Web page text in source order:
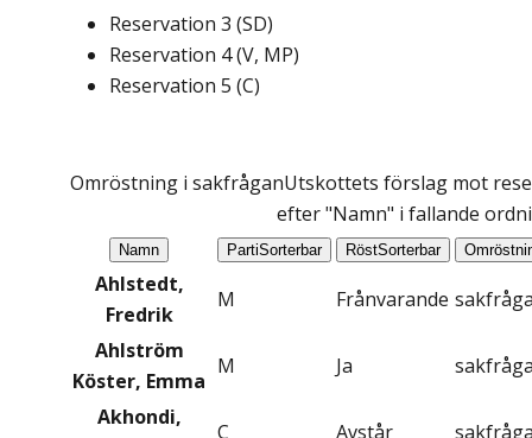
Reservation 3 (SD)
Reservation 4(V, MP)
Reservation 5 (C)
Omröstning i sakfråganUtskottets förslag mot
efter "Namn" i fallande
Namn PartiSorterbar RöstSorterbar
Ahlstedt,
Fredrik
M Frånvarande
Ahlström
Köster, Emma
M Ja
Akhondi,
C Avstår